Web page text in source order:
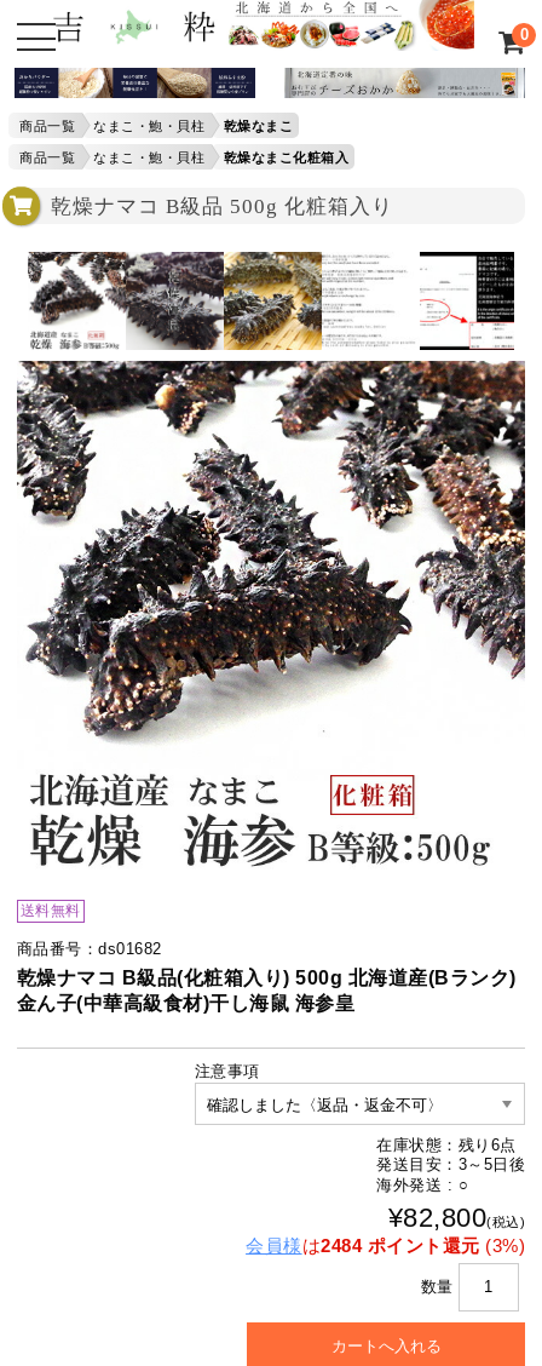
0
商品一覧 なまこ・鮑・貝柱 乾燥なまこ
商品一覧 なまこ・鮑・貝柱 乾燥なまこ化粧箱入
乾燥ナマコ B級品 500g 化粧箱入り
送料無料
商品番号：ds01682
乾燥ナマコ B級品(化粧箱入り) 500g 北海道産(Bランク)
金ん子(中華高級食材)干し海鼠 海参皇
注意事項
在庫状態：残り6点
発送目安：3～5日後
海外発送 : ○
¥82,800(税込)
会員様は2484 ポイント還元 (3%)
数量